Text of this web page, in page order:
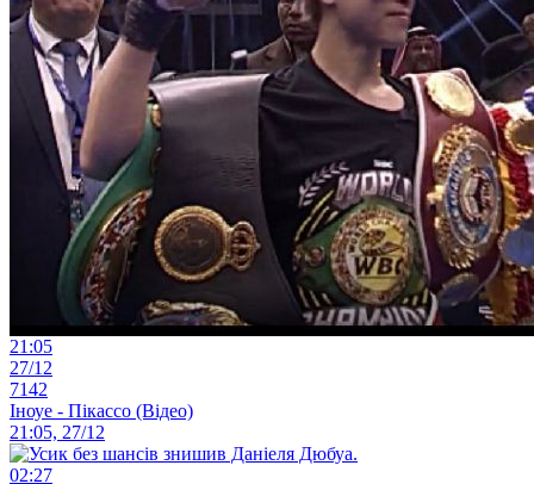
21:05
27/12
7142
Іноуе - Пікассо (Відео)
21:05, 27/12
02:27